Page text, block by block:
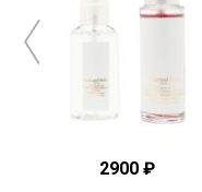
2900 ₽
В КОРЗИНУ